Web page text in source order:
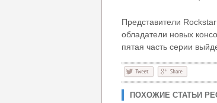
Представители
обладатели новых
пятая часть серии
ПОХОЖИЕ СТАТЬИ